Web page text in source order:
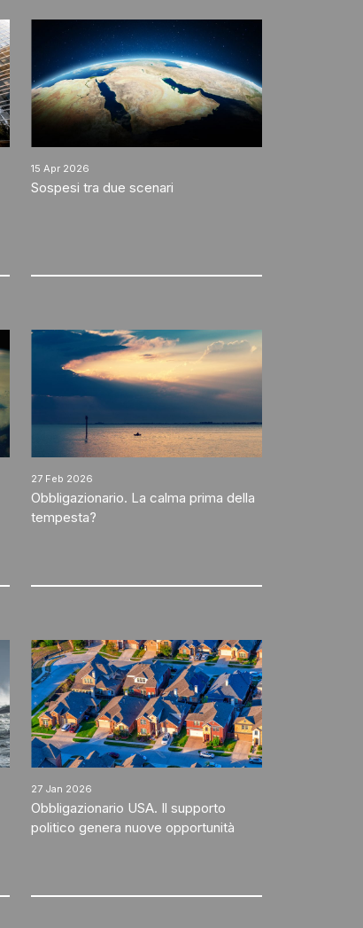
15 Apr 2026
Sospesi tra due scenari
27 Feb 2026
Obbligazionario. La calma prima della
tempesta?
27 Jan 2026
Obbligazionario USA. Il supporto
politico genera nuove opportunità